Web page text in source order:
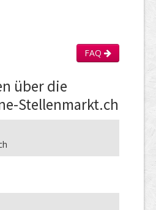
FAQ
über die
Stellenmarkt.ch